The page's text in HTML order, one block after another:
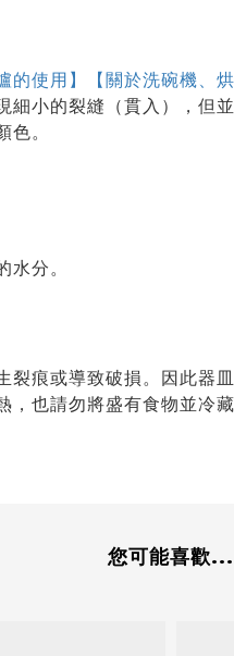
的使用】 【關於洗碗機、
小的裂縫（貫入），但並
。
分。
痕或導致破損。因此器
，也請勿將盛有食物並冷
您可能喜歡...